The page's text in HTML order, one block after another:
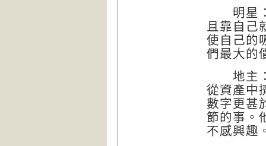
明星：
且靠自己
使自己的
們最大的
地主：
從資產中
數字更甚
節的事。
不感興趣